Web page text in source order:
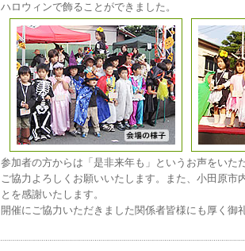
ハロウィンで飾ることができました。
参加者の方からは「是非来年も」というお声をい
ご協力よろしくお願いいたします。また、小田原
とを感謝いたします。
開催にご協力いただきました関係者皆様にも厚く